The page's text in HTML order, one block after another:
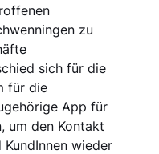
zu
sich für die
für die
App für
um den Kontakt
wieder